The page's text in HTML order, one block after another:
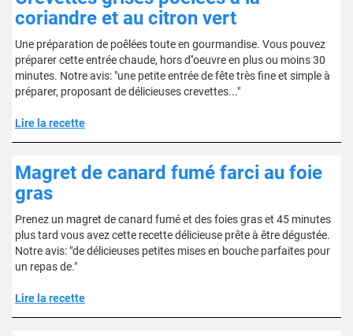
coriandre et au citron vert
Une préparation de poêlées toute en gourmandise. Vous pouvez
préparer cette entrée chaude, hors d''oeuvre en plus ou moins 30
minutes. Notre avis: "une petite entrée de fête très fine et simple à
préparer, proposant de délicieuses crevettes..."
Lire la recette
Magret de canard fumé farci au foie
gras
Prenez un magret de canard fumé et des foies gras et 45 minutes
plus tard vous avez cette recette délicieuse prête à être dégustée.
Notre avis: "de délicieuses petites mises en bouche parfaites pour
un repas de."
Lire la recette